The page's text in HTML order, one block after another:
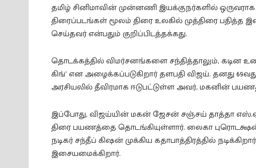
தமிழ் சினிமாவின் முன்னணி இயக்குநர்களில்
திரைப்படங்கள் மூலம் திரை உலகில் முத்திரை
செய்தவர் என்பதும் குறிப்பிடத்தக்கது.
தொடக்கத்தில் விமர்சனங்களை சந்தித்தாலும், கடின
கிங்’ என அழைக்கப்படுகிறார் தளபதி விஜய். தனது
அரசியலில் தீவிரமாக ஈடுபட்டுள்ள அவர், மகனின்
இப்போது, விஜய்யின் மகன் ஜேசன் சஞ்சய் தாத்தா
திரை பயணத்தை தொடங்கியுள்ளார். லைகா
நடிகர் சந்தீப் கிஷன் முக்கிய கதாபாத்திரத்தில்
இசையமைக்கிறார்.